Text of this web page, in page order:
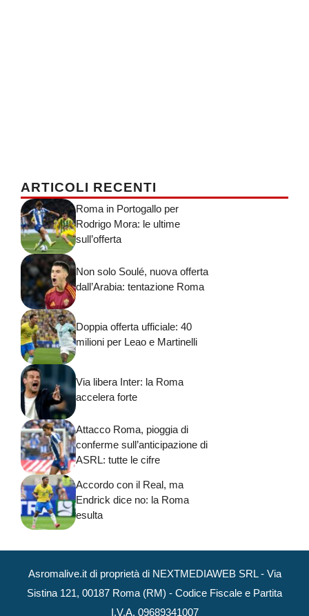
ARTICOLI RECENTI
Roma in Portogallo per
Rodrigo Mora: le ultime
sull’offerta
Non solo Soulé, nuova offerta
dall’Arabia: tentazione Roma
Doppia offerta ufficiale: 40
milioni per Leao e Martinelli
Via libera Inter: la Roma
accelera forte
Attacco Roma, pioggia di
conferme sull’anticipazione di
ASRL: tutte le cifre
Accordo con il Real, ma
Endrick dice no: la Roma
esulta
Asromalive.it di proprietà di NEXTMEDIAWEB SRL - Via
Sistina 121, 00187 Roma (RM) - Codice Fiscale e Partita
I.V.A. 09689341007